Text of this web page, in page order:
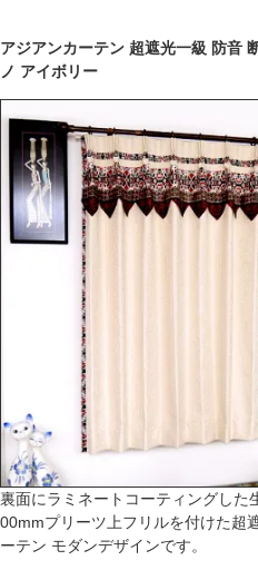
アジアンカーテン 超遮光一級 防音
ノ アイボリー
裏面にラミネートコーティングした
00mmプリーツ上フリルを付けた超
ーテン モダンデザインです。